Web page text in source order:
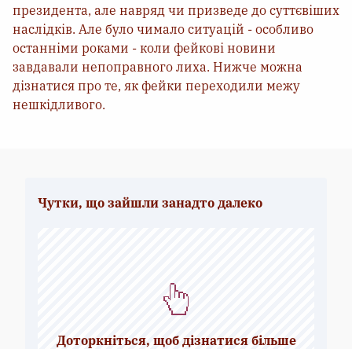
президента, але навряд чи призведе до суттєвіших
наслідків. Але було чимало ситуацій - особливо
останніми роками - коли фейкові новини
завдавали непоправного лиха. Нижче можна
дізнатися про те, як фейки переходили межу
нешкідливого.
Чутки, що зайшли занадто далеко
Доторкніться, щоб дізнатися більше
У 2018 р. стаття під назвою “
” пролила світло на
конкретний випадок того, як поширення в
мережі Facebook неправдивих